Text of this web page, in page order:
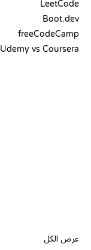
LeetCode
Boot.dev
freeCodeCamp
Udemy vs Coursera
عرض الكل